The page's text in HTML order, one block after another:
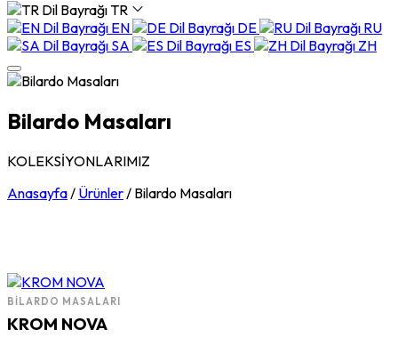
TR
EN
DE
RU
SA
ES ZH
Bilardo Masaları
KOLEKSİYONLARIMIZ
Anasayfa / Ürünler / Bilardo Masaları
BILARDO MASALARI
KROM NOVA